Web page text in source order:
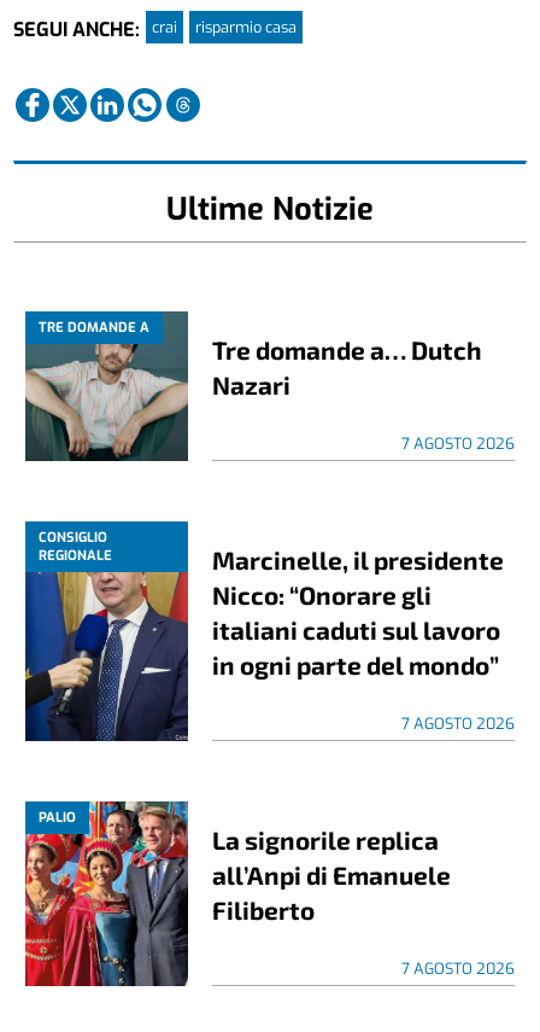
SEGUI ANCHE:
crai risparmio casa
Ultime Notizie
TRE DOMANDE A
Tre domande a… Dutch
Nazari
7 AGOSTO 2026
CONSIGLIO
REGIONALE
Marcinelle, il presidente
Nicco: “Onorare gli
italiani caduti sul lavoro
in ogni parte del mondo”
7 AGOSTO 2026
PALIO
La signorile replica
all’Anpi di Emanuele
Filiberto
7 AGOSTO 2026